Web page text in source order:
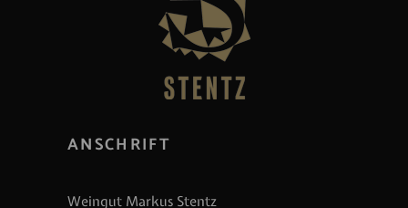
ANSCHRIFT
Weingut Markus Stentz